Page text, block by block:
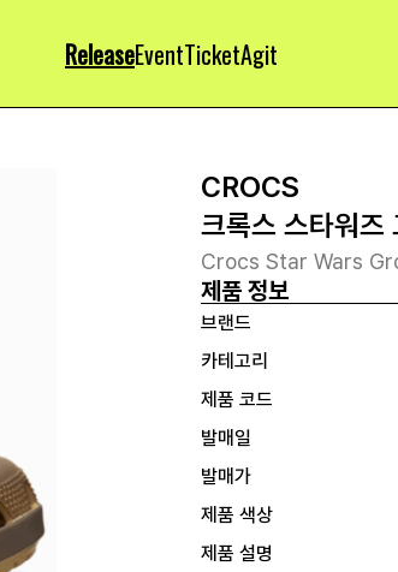
ReleaseEventTicketAgit
CROCS
크록스 스타워즈
Crocs Star Wars
제품 정보
브랜드
카테고리
제품 코드
발매일
발매가
제품 색상
제품 설명